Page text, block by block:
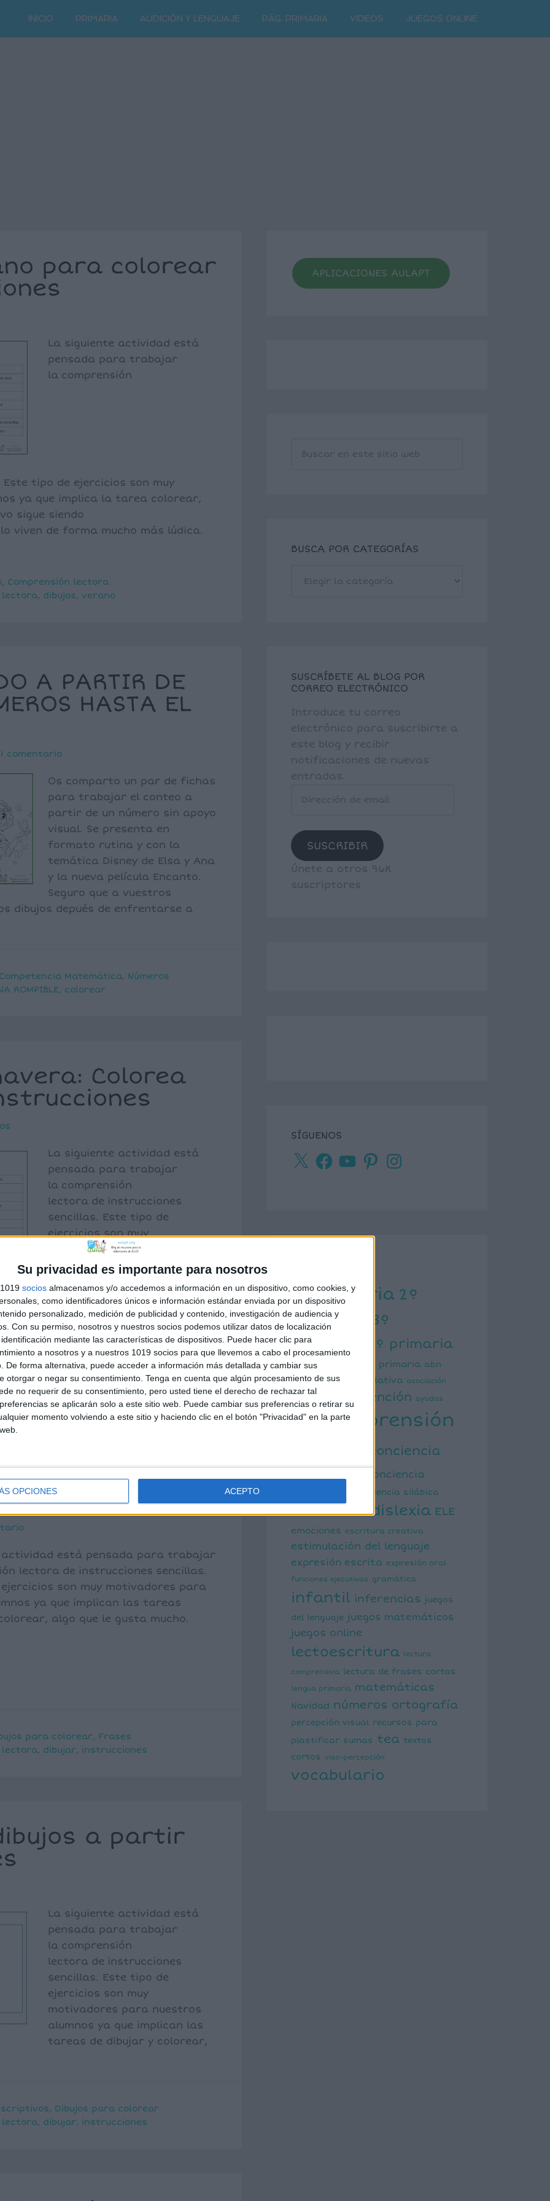
Su privacidad es importante para nosotros
socios almacenamos y/o accedemos a información en un dispositivo, como cookies, y
como identificadores únicos e información estándar enviada por un dispositivo
personalizado, medición de publicidad y contenido, investigación de audiencia y
Con su permiso, nosotros y nuestros socios podemos utilizar datos de localización
mediante las características de dispositivos. Puede hacer clic para
a nosotros y a nuestros 1019 socios para que llevemos a cabo el procesamiento
De forma alternativa, puede acceder a información más detallada y cambiar sus
otorgar o negar su consentimiento. Tenga en cuenta que algún procesamiento de sus
no requerir de su consentimiento, pero usted tiene el derecho de rechazar tal
se aplicarán solo a este sitio web. Puede cambiar sus preferencias o retirar su
momento volviendo a este sitio y haciendo clic en el botón "Privacidad" en la parte
OPCIONES ACEPTO
INICIO PRIMARIA AUDICIÓN Y LENGUAJE PÁG. PRIMARIA VIDEOS JUEGOS ONLINE
para colorear
La siguiente actividad está
pensada para trabajar
la comprensión
tipo de ejercicios son muy
ya que implica la tarea colorear,
sigue siendo
viven de forma mucho más lúdica.
, Comprensión lectora
lectora, dibujos, verano
A PARTIR DE
HASTA EL
1 comentario
Os comparto un par de fichas
para trabajar el conteo a
partir de un número sin apoyo
visual. Se presenta en
formato rutina y con la
temática Disney de Elsa y Ana
y la nueva película Encanto.
Seguro que a vuestros
dibujos depués de enfrentarse a
Competencia Matemática, Números
ROMPIBLE, colorear
Colorea
La siguiente actividad está
pensada para trabajar
la comprensión
lectora de instrucciones
sencillas. Este tipo de
ejercicios son muy
motivadores para nuestros
alumnos ya que implica la
la comprensión lectora pero ellos
, instrucciones,metacomprensión,
de
y colorea
actividad está pensada para trabajar
lectora de instrucciones sencillas.
son muy motivadores para
ya que implican las tareas
algo que le gusta mucho.
para colorear, Frases
lectora, dibujar, instrucciones
a partir
La siguiente actividad está
pensada para trabajar
la comprensión
lectora de instrucciones
sencillas. Este tipo de
ejercicios son muy
motivadores para nuestros
alumnos ya que implican las
tareas de dibujar y colorear,
, Dibujos para colorear
lectora, dibujar, instrucciones
APLICACIONES AULAPT
BUSCA POR CATEGORÍAS
SUSCRÍBETE AL BLOG POR
CORREO ELECTRÓNICO
Introduce tu correo
electrónico para suscribirte a
este blog y recibir
notificaciones de nuevas
entradas.
SUSCRIBIR
Únete a otros 96K
suscriptores
SÍGUENOS
X
Facebook
YouTubePinterestInstagram
1º primaria 2º
primaria
3º
primaria
4º primaria
5º primaria 6º primaria abn
actividad manipulativa asociación
atención ayudas
comprensión
conciencia
conciencia
conciencia silábica
cálculo mental dislexia ELE
emociones escritura creativa
estimulación del lenguaje
expresión escrita expresión oral
funciones ejecutivas gramática
infantil inferencias juegos
del lenguaje juegos matemáticos
juegos online
lectoescritura lectura
comprensiva lectura de frases cortas
lengua primaria matemáticas
Navidad números ortografía
percepción visual recursos para
plastificar sumas tea textos
cortos
viso-percepción
vocabulario